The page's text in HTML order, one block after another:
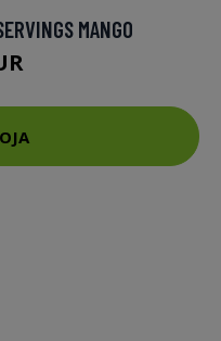
MANGO